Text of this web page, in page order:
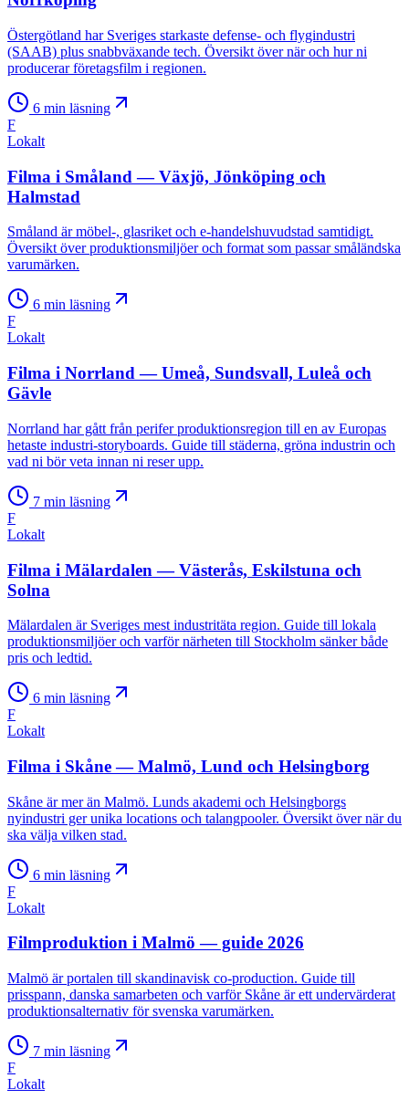
Östergötland har Sveriges starkaste defense- och flygindustri
(SAAB) plus snabbväxande tech. Översikt över när och hur ni
producerar företagsfilm i regionen.
6 min läsning
F
Lokalt
Filma i Småland — Växjö, Jönköping och
Halmstad
Småland är möbel-, glasriket och e-handelshuvudstad samtidigt.
Översikt över produktionsmiljöer och format som passar småländska
varumärken.
6 min läsning
F
Lokalt
Filma i Norrland — Umeå, Sundsvall, Luleå och
Gävle
Norrland har gått från perifer produktionsregion till en av Europas
hetaste industri-storyboards. Guide till städerna, gröna industrin och
vad ni bör veta innan ni reser upp.
7 min läsning
F
Lokalt
Filma i Mälardalen — Västerås, Eskilstuna och
Solna
Mälardalen är Sveriges mest industritäta region. Guide till lokala
produktionsmiljöer och varför närheten till Stockholm sänker både
pris och ledtid.
6 min läsning
F
Lokalt
Filma i Skåne — Malmö, Lund och Helsingborg
Skåne är mer än Malmö. Lunds akademi och Helsingborgs
nyindustri ger unika locations och talangpooler. Översikt över när du
ska välja vilken stad.
6 min läsning
F
Lokalt
Filmproduktion i Malmö — guide 2026
Malmö är portalen till skandinavisk co-production. Guide till
prisspann, danska samarbeten och varför Skåne är ett undervärderat
produktionsalternativ för svenska varumärken.
7 min läsning
F
Lokalt